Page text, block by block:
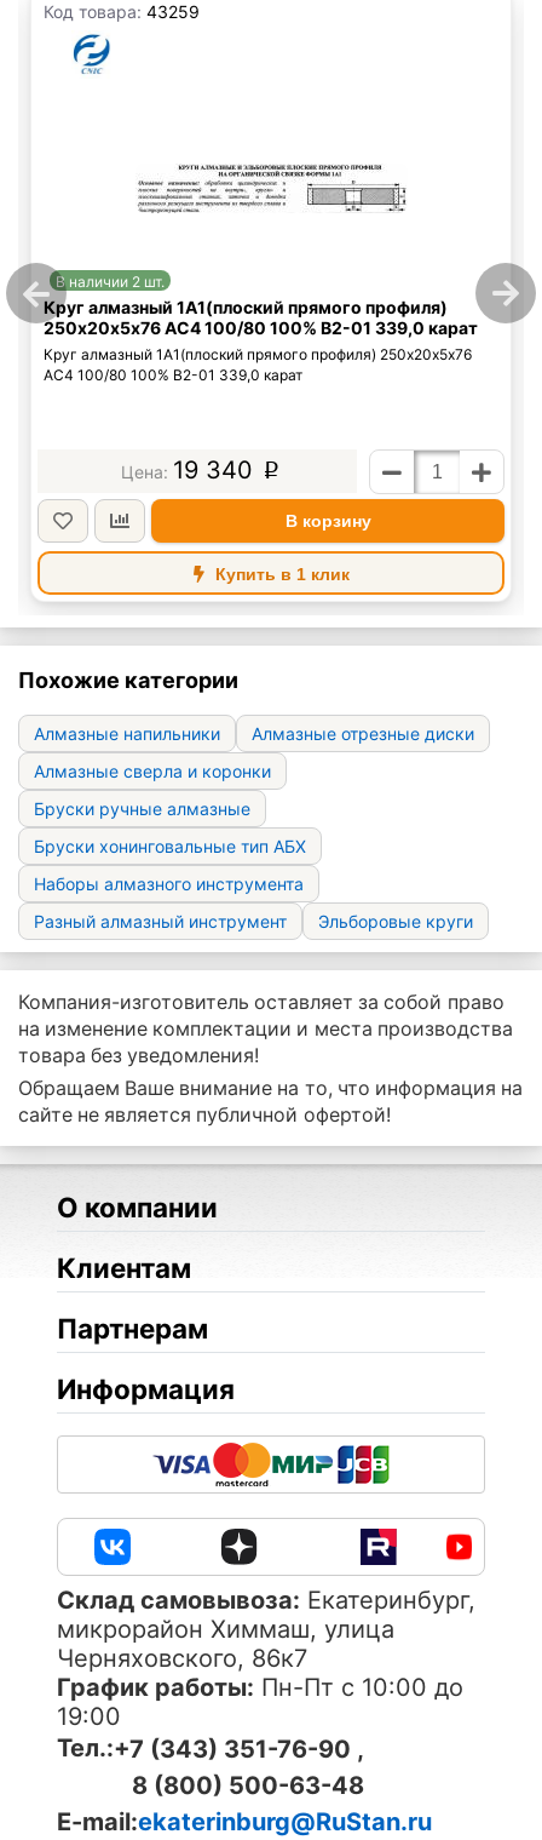
Код товара: 43259
В наличии 2 шт.
Круг алмазный 1А1(плоский прямого профиля)
250х20х5х76 АС4 100/80 100% В2-01 339,0 карат
Круг алмазный 1А1(плоский прямого профиля) 250х20х5х76
АС4 100/80 100% В2-01 339,0 карат
19 340 p
В корзину
Купить в 1 клик
Похожие категории
Алмазные напильники
Алмазные отрезные диски
Алмазные сверла и коронки
Бруски ручные алмазные
Бруски хонинговальные тип АБХ
Наборы алмазного инструмента
Разный алмазный инструмент
Эльборовые круги
Компания-изготовитель оставляет за собой право
на изменение комплектации и места производства
товара без уведомления!
Обращаем Ваше внимание на то, что информация на
сайте не является публичной офертой!
О компании
Клиентам
Партнерам
Информация
Cклад самовывоза: Екатеринбург,
микрорайон Химмаш, улица
Черняховского, 86к7
График работы: Пн-Пт с 10:00 до
19:00
Тел.:+7 (343) 351-76-90 ,
8 (800) 500-63-48
E-mail:ekaterinburg@RuStan.ru